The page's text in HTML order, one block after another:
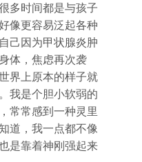
多时间都是与孩子
像更容易泛起各种
己因为甲状腺炎肿
体，焦虑再次袭
界上原本的样子就
我是个胆小软弱的
常常感到一种灵里
道，我一点都不像
是靠着神刚强起来